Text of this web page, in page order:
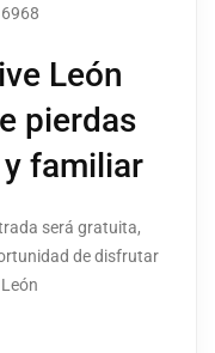
6968
León
pierdas
familiar
será gratuita,
de disfrutar